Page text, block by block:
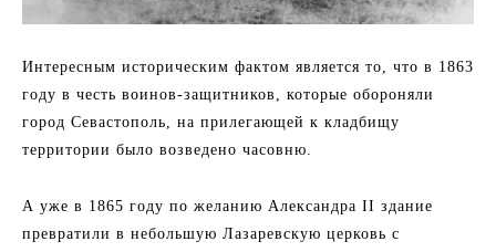
Интересным историческим фактом является то, что в 1863
году в честь воинов-защитников, которые обороняли
город Севастополь, на прилегающей к кладбищу
территории было возведено часовню.
А уже в 1865 году по желанию Александра II здание
превратили в небольшую Лазаревскую церковь с